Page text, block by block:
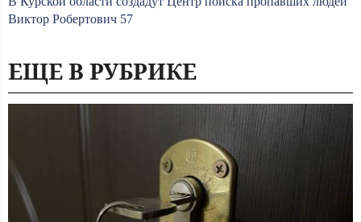
Виктор Робертович 57
ЕЩЕ В РУБРИКЕ